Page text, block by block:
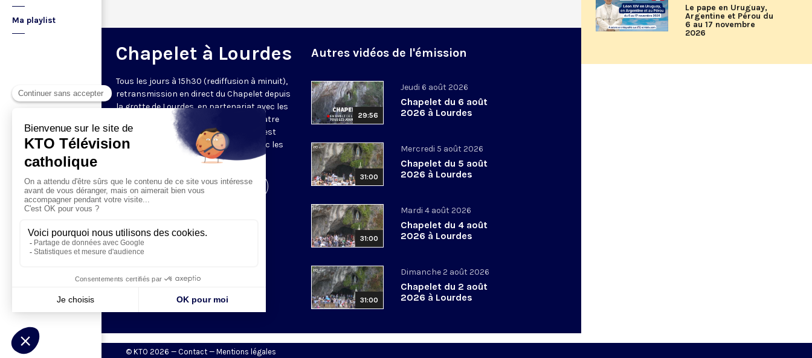
Ma playlist
Chapelet à Lourdes
Tous les jours à 15h30 (rediffusion à minuit),
retransmission en direct du Chapelet depuis
la grotte de Lourdes, en partenariat avec les
Sanctuaires. Chaque jour, l'une des quatre
méditations des mystères du Rosaire est
proposée en communion de prière avec les
Visiter la page de l'émission
Autres vidéos de l'émission
29:56
Jeudi 6 août 2026
Chapelet du 6 août
2026 à Lourdes
31:00
Mercredi 5 août 2026
Chapelet du 5 août
2026 à Lourdes
31:00
Mardi 4 août 2026
Chapelet du 4 août
2026 à Lourdes
31:00
Dimanche 2 août 2026
Chapelet du 2 août
2026 à Lourdes
Le pape en Uruguay,
Argentine et Pérou du
6 au 17 novembre
2026
© KTO 2026 — Contact — Mentions légales